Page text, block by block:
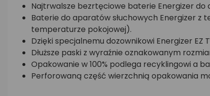
Najtrwalsze bezrtęciowe baterie Energizer
Baterie do aparatów słuchowych Energizer z
temperaturze pokojowej).
Dzięki specjalnemu dozownikowi Energizer EZ
Dłuższe paski z wyraźnie oznakowanym
Opakowanie w 100% podlega recyklingowi a
Perforowaną część wierzchnią opakowania